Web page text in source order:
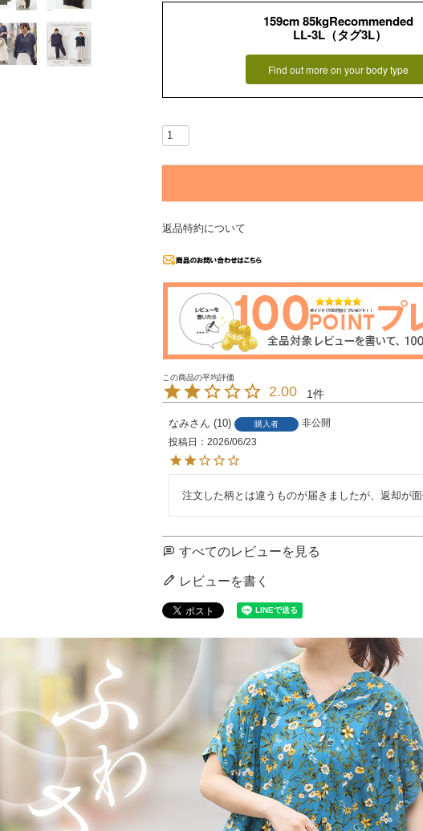
159cm 85kgRecommended
LL-3L（タグ3L）
Find out more on your body type
返品特約について
2.00 1
なみ 10 購入者
非公開
投稿日
2026/06/23
注文した柄とは違うものが届きましたが、返却が
すべてのレビューを見る
レビューを書く